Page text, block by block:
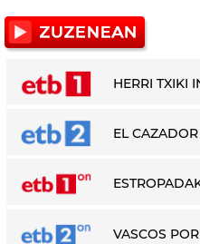
HERRI TXIKI
EL
VASCOS